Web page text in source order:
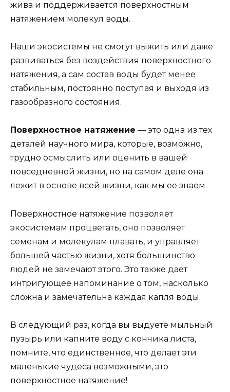
жива и поддерживается поверхностным
натяжением молекул воды.
Наши экосистемы не смогут выжить или даже
развиваться без воздействия поверхностного
натяжения, а сам состав воды будет менее
стабильным, постоянно поступая и выходя из
газообразного состояния.
Поверхностное натяжение — это одна из тех
деталей научного мира, которые, возможно,
трудно осмыслить или оценить в вашей
повседневной жизни, но на самом деле она
лежит в основе всей жизни, как мы ее знаем.
Поверхностное натяжение позволяет
экосистемам процветать, оно позволяет
семенам и молекулам плавать, и управляет
большей частью жизни, хотя большинство
людей не замечают этого. Это также дает
интригующее напоминание о том, насколько
сложна и замечательна каждая капля воды.
В следующий раз, когда вы выдуете мыльный
пузырь или капните воду с кончика листа,
помните, что единственное, что делает эти
маленькие чудеса возможными, это
поверхностное натяжение!